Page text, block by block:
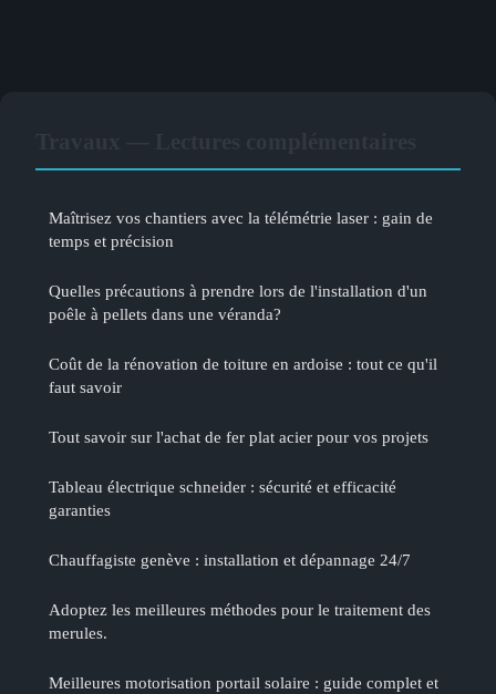
Maîtrisez vos chantiers avec la télémétrie laser : gain de
temps et précision
Quelles précautions à prendre lors de l'installation d'un
poêle à pellets dans une véranda?
Coût de la rénovation de toiture en ardoise : tout ce qu'il
faut savoir
Tout savoir sur l'achat de fer plat acier pour vos projets
Tableau électrique schneider : sécurité et efficacité
garanties
Chauffagiste genève : installation et dépannage 24/7
Adoptez les meilleures méthodes pour le traitement des
merules.
Meilleures motorisation portail solaire : guide complet et